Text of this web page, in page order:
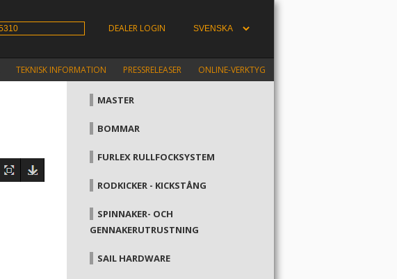
DEALER LOGIN
TEKNISK INFORMATION PRESSRELEASER ONLINE-VERKTYG
MASTER
BOMMAR
FURLEX RULLFOCKSYSTEM
RODKICKER - KICKSTÅNG
SPINNAKER- OCH
GENNAKERUTRUSTNING
SAIL HARDWARE